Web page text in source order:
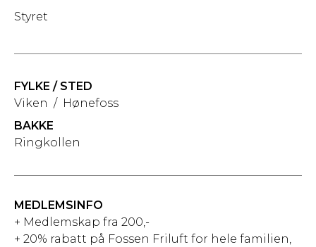
Styret
FYLKE / STED
Viken / Hønefoss
BAKKE
Ringkollen
MEDLEMSINFO
+ Medlemskap fra 200,-
+ 20% rabatt på Fossen Friluft for hele familien,